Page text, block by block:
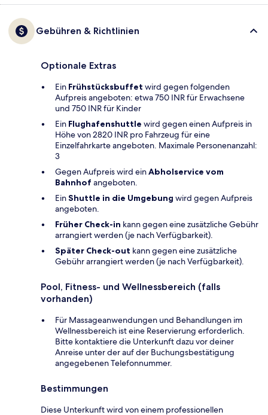
Gebühren & Richtlinien
Optionale Extras
Ein Frühstücksbuffet wird gegen folgenden
Aufpreis angeboten: etwa 750 INR für Erwachsene
und 750 INR für Kinder
Ein Flughafenshuttle wird gegen einen Aufpreis in
Höhe von 2820 INR pro Fahrzeug für eine
Einzelfahrkarte angeboten. Maximale Personenanzahl:
3
Gegen Aufpreis wird einAbholservice vom
Bahnhof angeboten.
EinShuttle in die Umgebung wird gegen Aufpreis
angeboten.
Früher Check-in kann gegen eine zusätzliche Gebühr
arrangiert werden (je nach Verfügbarkeit).
Später Check-out kann gegen eine zusätzliche
Gebühr arrangiert werden (je nach Verfügbarkeit).
Pool, Fitness- und Wellnessbereich (falls
vorhanden)
Für Massageanwendungen und Behandlungen im
Wellnessbereich ist eine Reservierung erforderlich.
Bitte kontaktiere die Unterkunft dazu vor deiner
Anreise unter der auf der Buchungsbestätigung
angegebenen Telefonnummer.
Bestimmungen
Diese Unterkunft wird von einem professionellen